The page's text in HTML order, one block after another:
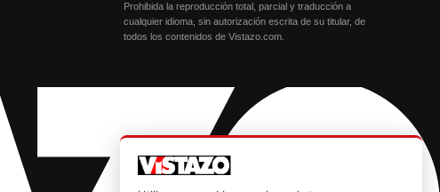
Prohibida la reproducción total, parcial y traducción a
cualquier idioma, sin autorización escrita de su titular, de
todos los contenidos de Vistazo.com.